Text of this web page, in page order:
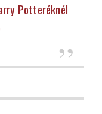
Potteréknél